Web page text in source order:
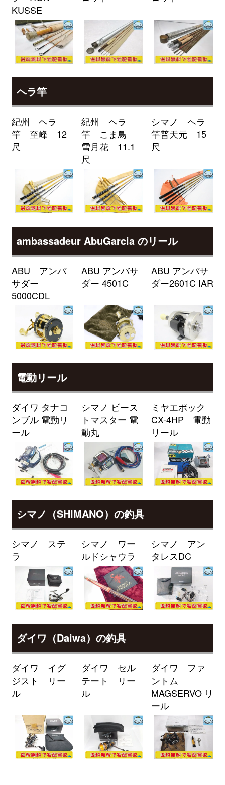
釣具買取クーポン
02（2026/04/30迄）
ローランス Elite-7Ti GPS魚探 未
釣具買取クーポン
turi20260404-
03（2026/04/30迄）
24,000円
2026/04/04
ローランス HDS7 GEN2 TOUCH
魚探 未使用
04（2026/04/30迄）
ローランス Elite-4X HDI 魚探 未
使用
釣具買取クーポンturi20260404-
（2026/04/30迄）
9,000円
2026/04/04
シマノ 電動リール 24 フォースマ
スター 2000 未使用
釣具買取クーポン
g-
turi20260401（2026/04/30迄）
34,500円
2026/04/04
シマノ 電動リール 25 フォースマ
スター 300DH 未使用
釣具買取クーポン g-
turi20260402
（2026/04/30迄）
33,000円
2026/04/04
シマノ 電動リール 23 フォースマ
スター 601DH 未使用
釣具買取クーポン
g-
turi20260403
（2026/04/30迄）
シマノ 電動リール 23 フォースマ
釣具買取クーポン
turi20260404
33,000円
シマノ 電動リール 21 フォースマ
スター 1000 未使用
釣具買取クーポン
g-
turi20260405
（2026/04/30迄）
28,000円
2026/04/04
ダイワ ロッド モアザン
89M/MH・J 未使用
釣具買取クーポン
g-
turi20260401（2026/04/30迄）
27,500円
2026/04/04
ダイワ ロッド 22 モアザン ブラン
ジーノ EX AGS 93L/M-S 未使用
釣具買取クーポン
25,000円
ダイワ ロッド モアザン ブランジ
ーノ EX AGS 97ML/M 未使用
釣具買取クーポン
g-
turi20260403（2026/04/30迄）
24,000円
2026/04/04
ダイワ ロッド モアザン ワイズメ
ン AGS 130M-4 未使用
釣具買取クーポンg-
turi20260404 （2026/04/30迄）
24,000円
2026/04/04
ダイワ ロッド 25 モアザン 106M
J 未使用
釣具買取クーポンg-
turi20260405
（2026/04/30迄）
24,000円
2026/04/04
9SP 12V 未使用
釣具買取クーポン
turi20260307-
（2026/03/31迄）
60,000円
2026/03/07
ミヤマエ 電動リール ハイパワー
24,000円
KUSSE
ヘラ竿
紀州 ヘラ
竿 至峰 12
尺
紀州 ヘラ
竿 こま鳥
雪月花 11.1
尺
シマノ ヘラ
竿普天元 15
尺
ambassadeur AbuGarcia のリール
ABU アンバ
サダー
5000CDL
ABU アンバサ
ダー 4501C
ABU アンバサ
ダー2601C IAR
電動リール
ダイワ タナコ
ンブル 電動リ
ール
シマノ ビース
トマスター 電
動丸
ミヤエポック
CX-4HP 電動
リール
シマノ（SHIMANO）の釣具
シマノ ステ
ラ
シマノ ワー
ルドシャウラ
シマノ アン
タレスDC
ダイワ（Daiwa）の釣具
ダイワ イグ
ジスト リー
ル
ダイワ セル
テート リー
ル
ダイワ ファ
ントム
MAGSERVO リ
ール